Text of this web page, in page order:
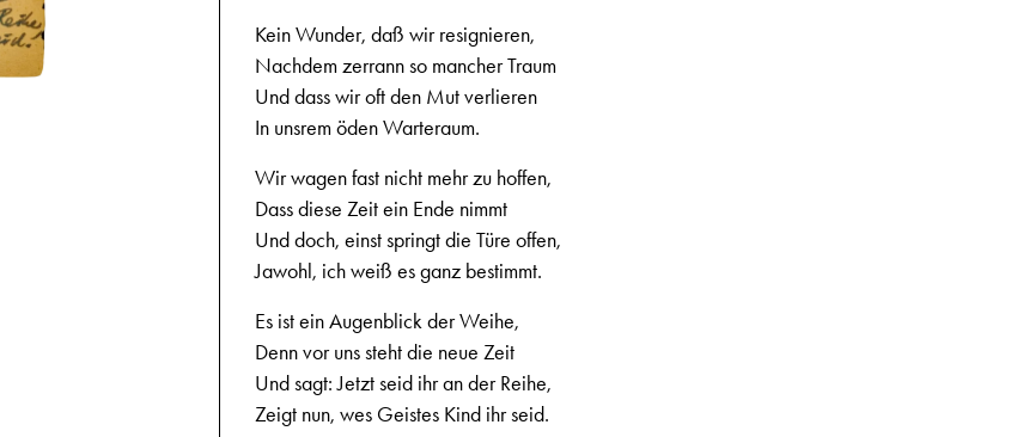
Kein Wunder, daß wir resignieren,
Nachdem zerrann so mancher Traum
Und dass wir oft den Mut verlieren
In unsrem öden Warteraum.
Wir wagen fast nicht mehr zu hoffen,
Dass diese Zeit ein Ende nimmt
Und doch, einst springt die Türe offen,
Jawohl, ich weiß es ganz bestimmt.
Es ist ein Augenblick der Weihe,
Denn vor uns steht die neue Zeit
Und sagt: Jetzt seid ihr an der Reihe,
Zeigt nun, wes Geistes Kind ihr seid.